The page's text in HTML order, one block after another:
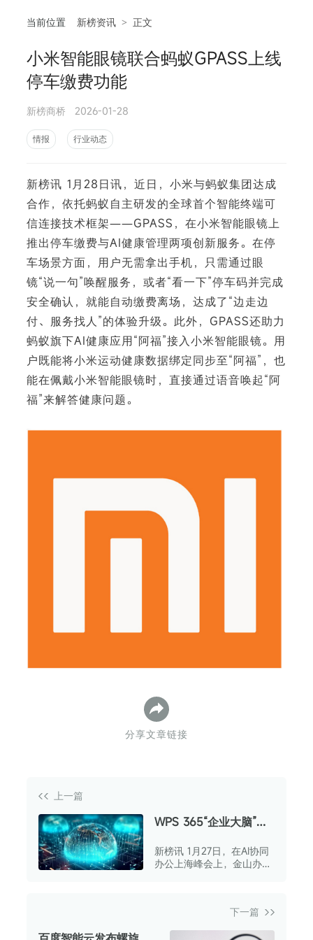
当前位置 新榜资讯 > 正文
小米智能眼镜联合蚂蚁GPASS上线
停车缴费功能
新榜商桥 2026-01-28
情报 行业动态
新榜讯 1月28日讯，近日，小米与蚂蚁集团达成
合作，依托蚂蚁自主研发的全球首个智能终端可
信连接技术框架——GPASS，在小米智能眼镜上
推出停车缴费与AI健康管理两项创新服务。在停
车场景方面，用户无需拿出手机，只需通过眼
镜“说一句”唤醒服务，或者“看一下”停车码并完成
安全确认，就能自动缴费离场，达成了“边走边
付、服务找人”的体验升级。此外，GPASS还助力
蚂蚁旗下AI健康应用“阿福”接入小米智能眼镜。用
户既能将小米运动健康数据绑定同步至“阿福”，也
能在佩戴小米智能眼镜时，直接通过语音唤起“阿
福”来解答健康问题。
分享文章链接
上一篇
WPS 365“企业大脑”率
新榜讯 1月27日，在AI协同
办公上海峰会上，金山办公
织级客户中率先实现落地。
下一篇